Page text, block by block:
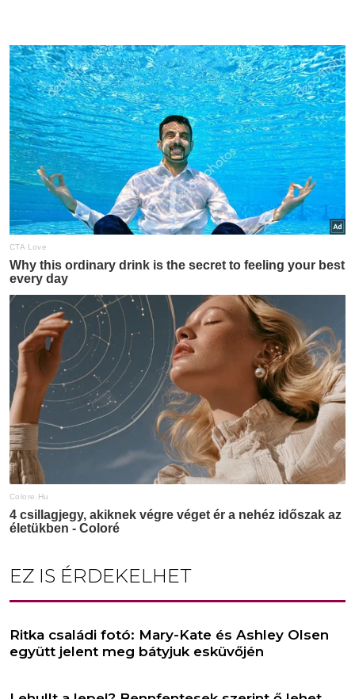
EZ IS ÉRDEKELHET
Ritka családi fotó: Mary-Kate és Ashley Olsen
együtt jelent meg bátyjuk esküvőjén